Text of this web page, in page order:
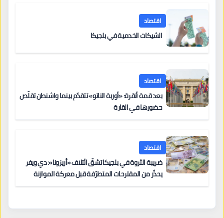
اقتصاد
الشيكات الخدمية في بلجيكا
اقتصاد
بعد قمة أنقرة: «أوربة الناتو» تتقدّم بينما واشنطن تقلّص
حضورها في القارة
اقتصاد
ضريبة الثروة في بلجيكا تشقّ ائتلاف «أريزونا»: دي ويفر
يحذّر من المقترحات المتطرّفة قبل معركة الموازنة